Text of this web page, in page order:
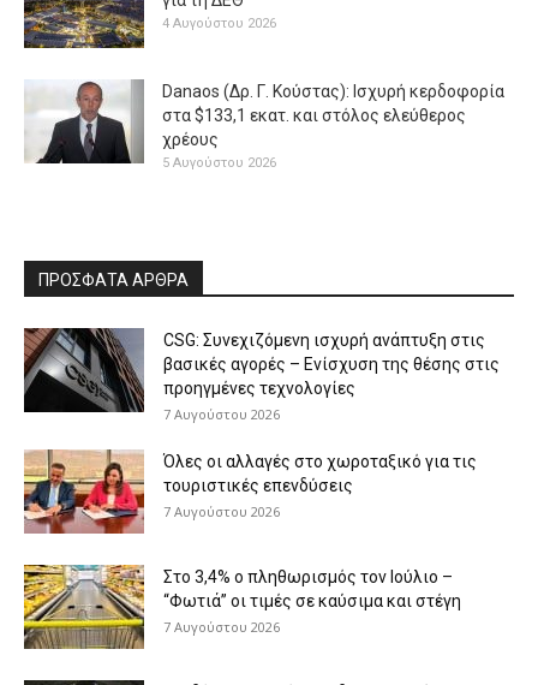
4 Αυγούστου 2026
Danaos (Δρ. Γ. Κούστας): Ισχυρή κερδοφορία
στα $133,1 εκατ. και στόλος ελεύθερος
χρέους
5 Αυγούστου 2026
ΠΡΟΣΦΑΤΑ ΑΡΘΡΑ
CSG: Συνεχιζόμενη ισχυρή ανάπτυξη στις
βασικές αγορές – Ενίσχυση της θέσης στις
προηγμένες τεχνολογίες
7 Αυγούστου 2026
Όλες οι αλλαγές στο χωροταξικό για τις
τουριστικές επενδύσεις
7 Αυγούστου 2026
Στο 3,4% ο πληθωρισμός τον Ιούλιο –
“Φωτιά” οι τιμές σε καύσιμα και στέγη
7 Αυγούστου 2026